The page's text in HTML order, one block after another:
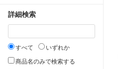
詳細検索
すべて
いずれか
商品名のみで検索する